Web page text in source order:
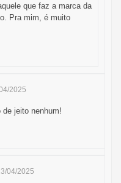
que faz a marca da
Pra mim, é muito
2025
de jeito nenhum!
04/2025